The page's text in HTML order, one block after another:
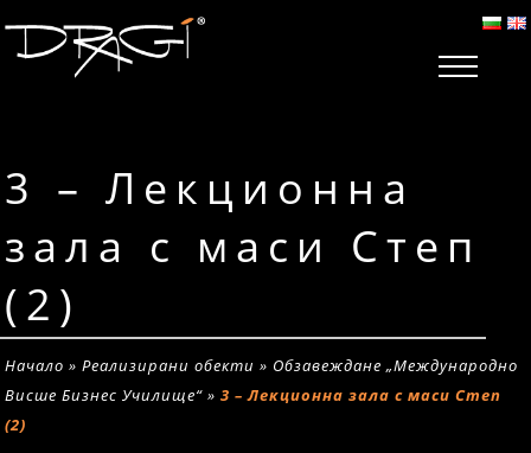
3 – Лекционна
зала с маси Степ
(2)
Начало »Реализирани обекти » Обзавеждане „Международно
Висше Бизнес Училище“ »3 – Лекционна зала с маси Степ
(2)